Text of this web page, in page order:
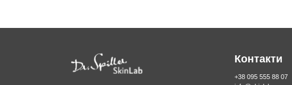
Контакти
+38 095 555 88 07